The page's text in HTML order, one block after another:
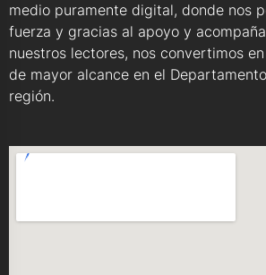
medio puramente digital, donde nos
fuerza y gracias al apoyo y
nuestros lectores, nos convertimos
de mayor alcance en el
región.